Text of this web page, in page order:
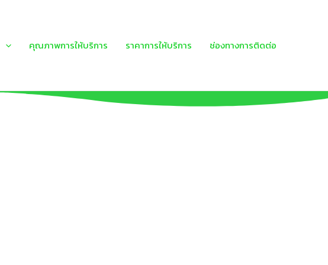
คุณภาพการให้บริการ ราคาการให้บริการ ช่องทางการติดต่อ